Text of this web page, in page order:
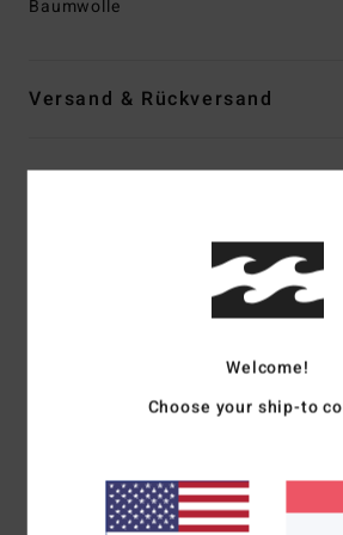
Baumwolle
Versand & Rückversand
Durchschnittliche
5.0
2 verifizierten Bewertungen
Komfort
5.0
Welcome!
Choose your ship-to